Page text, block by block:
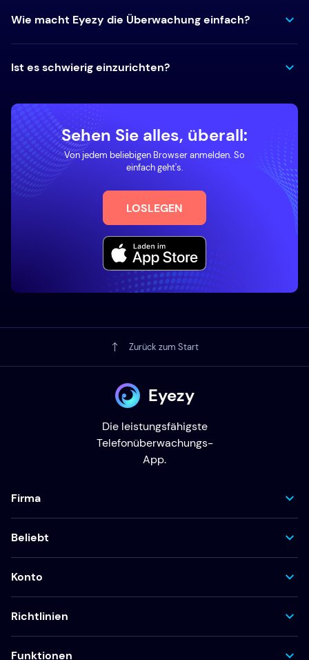
Wie macht Eyezy die Überwachung einfach?
Ist es schwierig einzurichten?
Sehen Sie alles, überall:
Von jedem beliebigen Browser anmelden. So
einfach geht's.
LOSLEGEN
Zurück zum Start
Eyezy
Die leistungsfähigste
Telefonüberwachungs-
App.
Firma
Beliebt
Konto
Richtlinien
Funktionen